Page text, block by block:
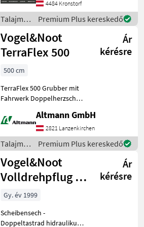
+ Abweisbleche + 4-Schar
WL 430 + Pendelstützrad +
78cm Rahmenhöhe
4484 Kronstorf
Talajművelő
gépek /
Vogel&Noot
Premium Plus kereskedő
Vogel&Noot
TerraFlex 500
Ár
kérésre
500 cm
TerraFlex 500 Grubber mit
Fahrwerk Doppelherzschar
Kettős szívalakú kapa,
Világítás, Futómű,
Billentőberendezés,
Utánfutóberendezés,
Csoroszl
Altmann GmbH
2821 Lanzenkirchen
Talajművelő
gépek /
Vogel&Noot
Premium Plus kereskedő
Vogel&Noot
Volldrehpflug 4-
scharig M 850
Ár
kérésre
Gy. év 1999
Scheibensech -
Doppeltastrad hidraulikus